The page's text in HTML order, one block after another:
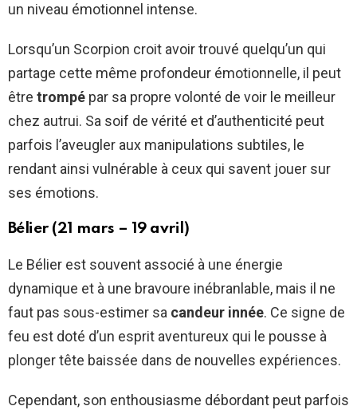
un niveau émotionnel intense.
Lorsqu’un Scorpion croit avoir trouvé quelqu’un qui
partage cette même profondeur émotionnelle, il peut
être trompé par sa propre volonté de voir le meilleur
chez autrui. Sa soif de vérité et d’authenticité peut
parfois l’aveugler aux manipulations subtiles, le
rendant ainsi vulnérable à ceux qui savent jouer sur
ses émotions.
Bélier (21 mars – 19 avril)
Le Bélier est souvent associé à une énergie
dynamique et à une bravoure inébranlable, mais il ne
faut pas sous-estimer sa candeur innée. Ce signe de
feu est doté d’un esprit aventureux qui le pousse à
plonger tête baissée dans de nouvelles expériences.
Cependant, son enthousiasme débordant peut parfois